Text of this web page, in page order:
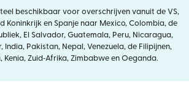
beschikbaar voor overschrijven vanuit de VS,
Koninkrijk en Spanje naar Mexico, Colombia, de
El Salvador, Guatemala, Peru, Nicaragua,
India, Pakistan, Nepal, Venezuela, de Filipijnen,
Kenia, Zuid‑Afrika, Zimbabwe en Oeganda.